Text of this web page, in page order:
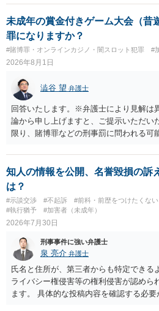
未成年の賞金付きゲーム大会（昔
罪になりますか？
#賭博罪・オンラインカジノ・闇スロット犯罪 #
2026年8月1日
澁谷 望 弁護士
回答いたします。※弁護士により見解は
論から申し上げますと、ご提示いただい
限り、賭博罪などの刑事罰に問われる可
答】 賭博罪は、参加者が互いに財物を
立します。 質問者様がご自身のポケッ
出し、参加者からの参加費が全額会場レ
原資と完全に分離されている場合、参加
が存在しないため賭博罪には該当しない
た、利益を得る目的もないため賭博場開
事・行政上の観点から以下の点が考慮さ
は事業者が顧客を誘引するためのもので
ますが、自治会館の利用規約（目的外利
の抵触が問題となることがあります。 【
ての注意点として、まず参加費がすべて
知人の情報を公開、名誉毀損の訴
は？
#示談交渉 #不起訴 #前科・前歴をつけたくない
#執行猶予
#加害者（未成年）
2026年7月30日
刑事事件に強い弁護士
泉 亮介 弁護士
氏名と住所が、第三者からも特定できる
ライバシー権侵害等の権利侵害が認めら
ます。 具体的な投稿内容を確認する必